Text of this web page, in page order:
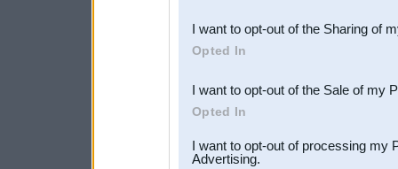
Downstream Participants
third parties.
I want to opt-out of the Sharing of
Opted In
I want to opt-out of the Sale of my
Opted In
I want to opt-out of processing my
Advertising.